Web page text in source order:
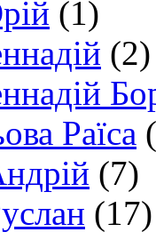
(1)
(2)
Раїса
(7)
(17)